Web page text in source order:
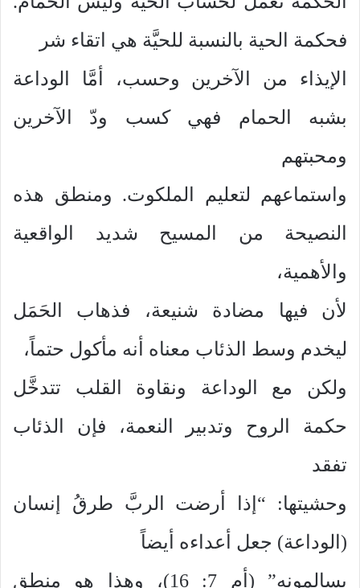
فحكمة الحية بالنسبة للحيَّة هي اتقاء شر
الإيذاء من الآخرين وحسب، أمَّا الوداعة
بشبه الحمام فهي كسب ودّ الآخرين
ومحبتهم
واستماعهم لتعليم الملكوت. ومنطق هذه
النصيحة من المسيح شديد الواقعية
والأهمية،
لأن فيها مضادة شنيعة، فذهاب الحَمَل
ليخدم وسط الذئاب معناه أنه مأكول حتماً،
ولكن مع الوداعة ونقاوة القلب تتدخَّل
حكمة الروح وتدبير النعمة، فإن الذئاب
تفقد
وحشيتها: “إذا أرضت الربَّ طرقُ إنسان
(الوداعة) جعل أعداءه أيضاً
يسالمونه” (أم 7: 16)، وهذا هو منطق